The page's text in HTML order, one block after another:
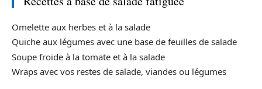
Omelette aux herbes et à la salade
Quiche aux légumes avec une base de feuilles de salade
Soupe froide à la tomate et à la salade
Wraps avec vos restes de salade, viandes ou légumes